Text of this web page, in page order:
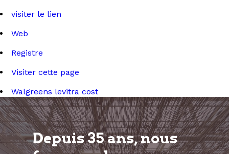
visiter le lien
Web
Registre
Visiter cette page
Walgreens levitra cost
Depuis 35 ans, nous